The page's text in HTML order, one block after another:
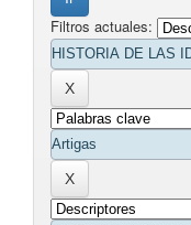
Filtros actuales: